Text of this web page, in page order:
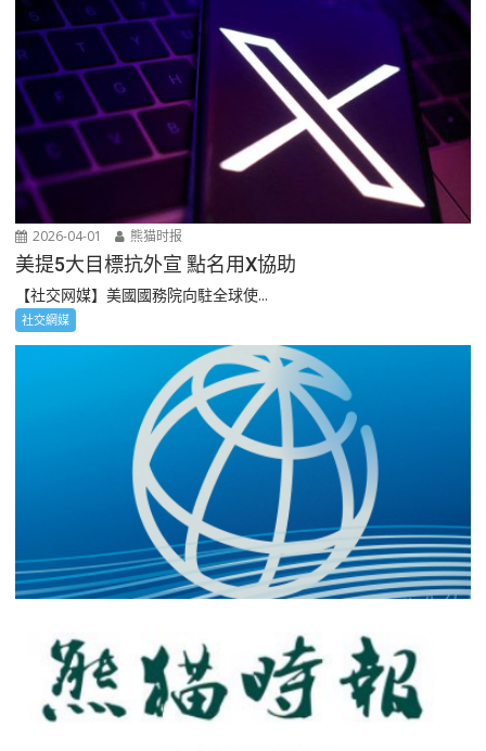
2026-04-01 熊猫时报
美提5大目標抗外宣 點名用X協助
【社交网媒】美國國務院向駐全球使...
社交網媒